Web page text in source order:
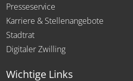
Presseservice
Karriere & Stellenangebote
Stadtrat
Digitaler Zwilling
Wichtige Links